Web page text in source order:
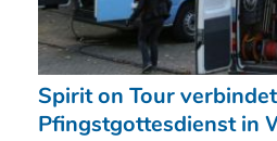
Spirit on Tour
Pfingstgottesdienst in